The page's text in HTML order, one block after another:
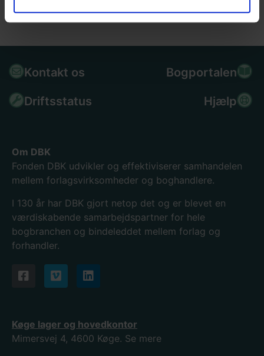
Kontakt os Bogportalen
Driftsstatus Hjælp
Om DBK
Fonden DBK udvikler og effektiviserer samhandelen
mellem forlagsvirksomheder og boghandlere.
I 130 år har DBK gjort netop det og er blevet en
værdiskabende samarbejdspartner for hele
bogbranchen og bindeleddet mellem forlag og
forhandler.
Køge lager og hovedkontor
Mimersvej 4, 4600 Køge. Se mere